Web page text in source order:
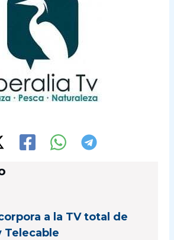
a la TV total de
Telecable